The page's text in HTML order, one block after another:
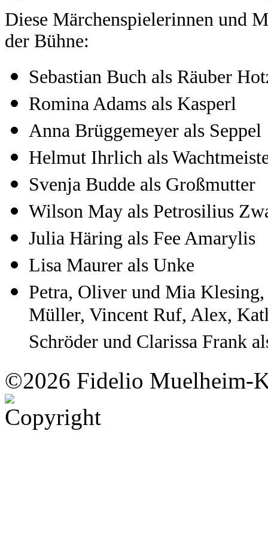
Diese Märchenspielerinnen und
der Bühne:
Sebastian Buch als Räuber
Romina Adams als Kasperl
Anna Brüggemeyer als Seppel
Helmut Ihrlich als
Svenja Budde als Großmutter
Wilson May als Petrosilius
Julia Häring als Fee Amarylis
Lisa Maurer als Unke
Petra, Oliver und Mia
Müller, Vincent Ruf, Alex,
Schröder und Clarissa Frank
©2026 Fidelio Muelheim-